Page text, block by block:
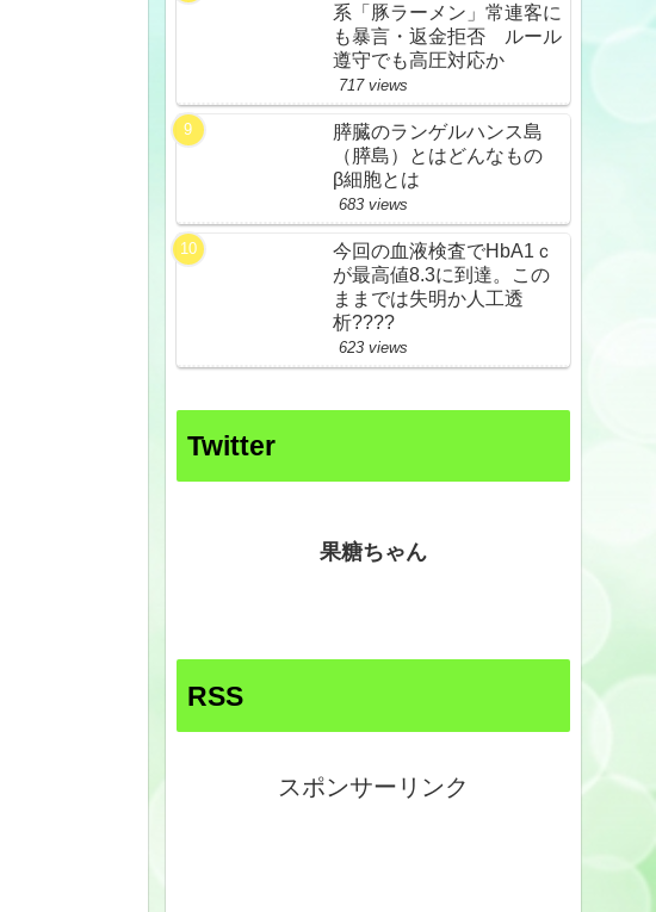
系「豚ラーメン」常連客に
も暴言・返金拒否 ルール
遵守でも高圧対応か
717 views
膵臓のランゲルハンス島
（膵島）とはどんなもの
β細胞とは
683 views
今回の血液検査でHbA1ｃ
が最高値8.3に到達。この
ままでは失明か人工透
析????
623 views
Twitter
果糖ちゃん
RSS
スポンサーリンク